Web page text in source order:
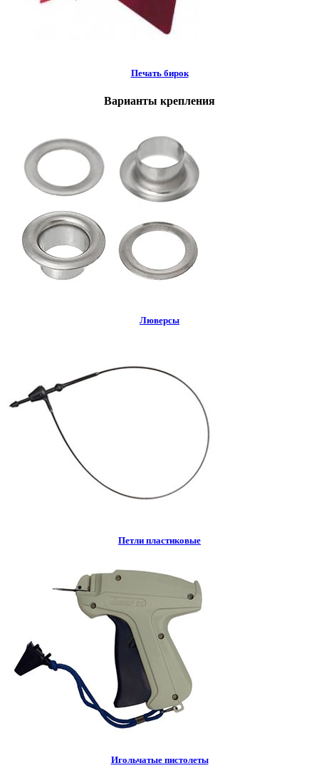
Печать бирок
Варианты крепления
Люверсы
Петли пластиковые
Игольчатые пистолеты